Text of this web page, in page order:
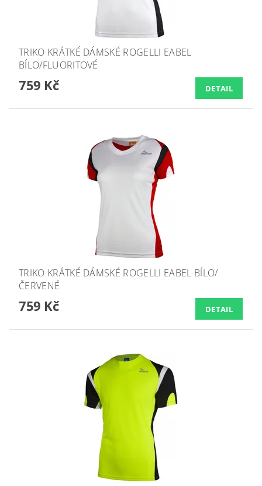
TRIKO KRÁTKÉ DÁMSKÉ ROGELLI EABEL
BÍLO/FLUORITOVÉ
759 Kč DETAIL
TRIKO KRÁTKÉ DÁMSKÉ ROGELLI EABEL BÍLO/
ČERVENÉ
759 Kč DETAIL